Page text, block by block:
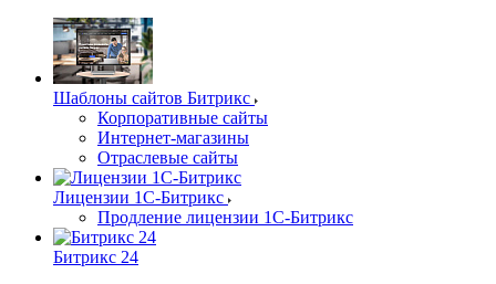
Шаблоны сайтов Битрикс
Корпоративные сайты
Интернет-магазины
Отраслевые сайты
Лицензии 1С-Битрикс
Продление лицензии 1С-Битрикс
Битрикс 24